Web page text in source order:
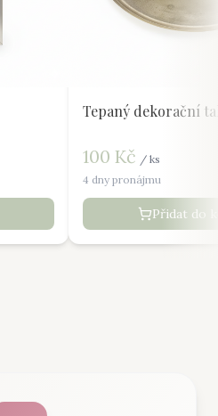
Tepaný dekorační
100 Kč / ks
4 dny pronájmu
Přidat do